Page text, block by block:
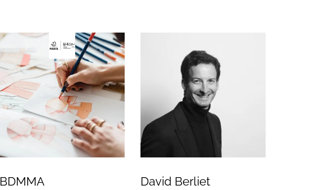
BDMMA David Berliet